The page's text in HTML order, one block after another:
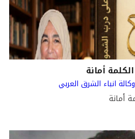
وكالة انباء الشرق العربي